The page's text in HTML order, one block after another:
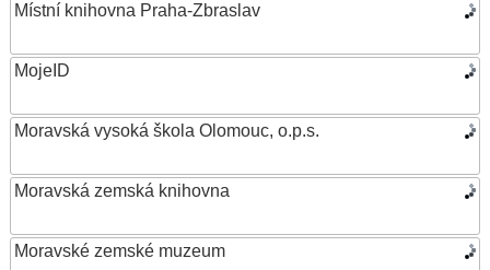
Místní knihovna Praha-Zbraslav
MojeID
Moravská vysoká škola Olomouc, o.p.s.
Moravská zemská knihovna
Moravské zemské muzeum